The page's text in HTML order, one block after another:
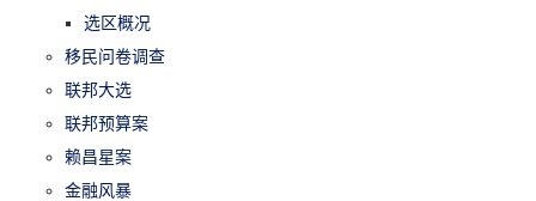
选区概况
移民问卷调查
联邦大选
联邦预算案
赖昌星案
金融风暴